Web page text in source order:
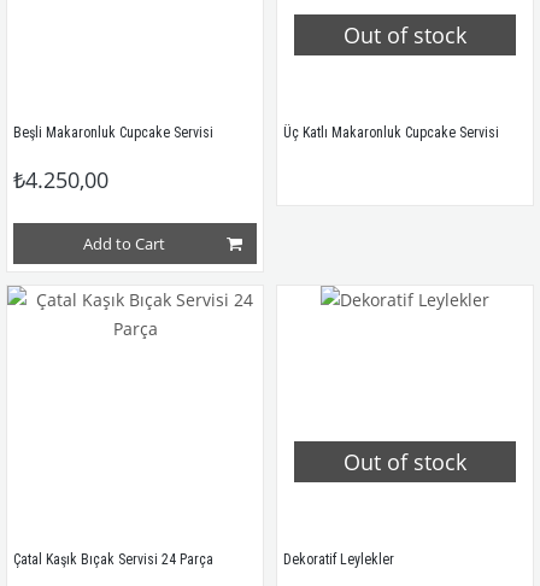
Beşli Makaronluk Cupcake Servisi
₺4.250,00
Add to Cart
Out of stock
Üç Katlı Makaronluk Cupcake Servisi
Çatal Kaşık Bıçak Servisi 24 Parça
Out of stock
Dekoratif Leylekler